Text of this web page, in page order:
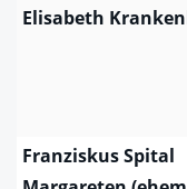
Elisabeth
Franziskus Spital